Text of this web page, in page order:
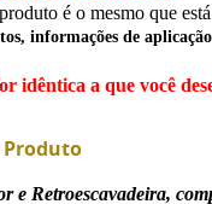
é o mesmo que
informações de
idêntica a que você
Produto
e Retroescavadeira,